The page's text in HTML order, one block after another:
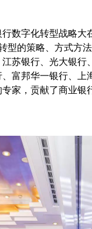
数字化转型战略
型的策略、方式方
苏银行、光大银
富邦华一银行、
家，贡献了商业